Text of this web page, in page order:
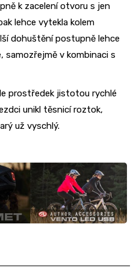
k zacelení otvoru s jen
lehce vytekla kolem
dohuštění postupně lehce
samozřejmě v kombinaci s
prostředek jistotou rychlé
unikl těsnicí roztok,
už vyschlý.